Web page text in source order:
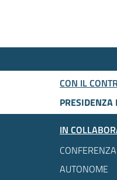
CON IL
IN
AUTONOME